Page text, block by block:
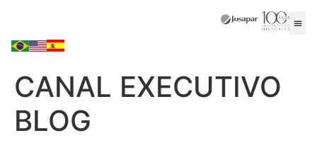
CANAL EXECUTIVO
BLOG